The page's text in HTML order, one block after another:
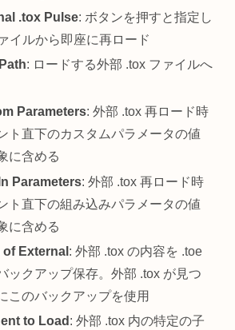
.tox Pulse: ボタンを押すと指定し
イルから即座に再ロード
: ロードする外部 .tox ファイルへ
Parameters: 外部 .tox 再ロード時
ト直下のカスタムパラメータの値
に含める
Parameters: 外部 .tox 再ロード時
ト直下の組み込みパラメータの値
に含める
External : 外部 .tox の内容を .toe
ックアップ保存。外部 .tox が見つ
このバックアップを使用
to Load : 外部 .tox 内の特定の子